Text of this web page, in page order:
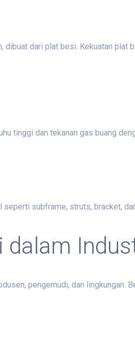
dibuat dari plat besi. Kekuatan plat
tinggi dan tekanan gas buang
subframe, struts, bracket,
dalam
pengemudi, dan lingkungan.